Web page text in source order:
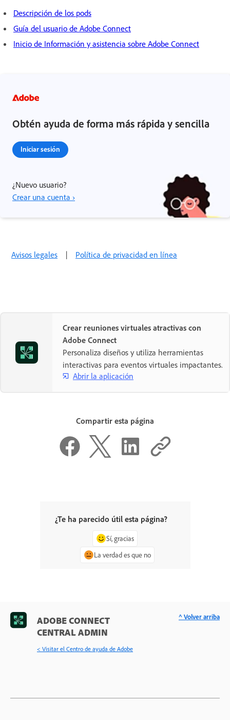
Descripción de los pods
Guía del usuario de Adobe Connect
Inicio de Información y asistencia sobre Adobe Connect
Obtén ayuda de forma más rápida y sencilla
Iniciar sesión
¿Nuevo usuario?
Crear una cuenta ›
Avisos legales | Política de privacidad en línea
Crear reuniones virtuales atractivas con
Adobe Connect
Personaliza diseños y utiliza herramientas
interactivas para eventos virtuales impactantes.
Abrir la aplicación
Compartir esta página
¿Te ha parecido útil esta página?
Sí, gracias
La verdad es que no
ADOBE CONNECT
CENTRAL ADMIN
< Visitar el Centro de ayuda de Adobe
^ Volver arriba